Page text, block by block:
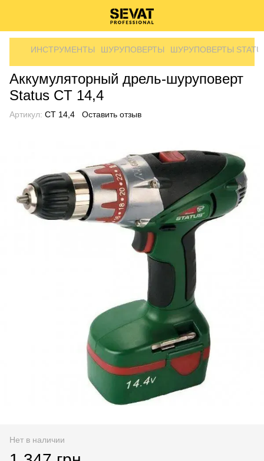
ИНСТРУМЕНТЫ ШУРУПОВЕРТЫ ШУРУПОВЕРТЫ
Аккумуляторный дрель-шуруповерт
Status CT 14,4
Артикул: CT 14,4 Оставить отзыв
Нет в наличии